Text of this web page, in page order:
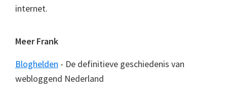
internet.
Meer Frank
Bloghelden - De definitieve geschiedenis van
webloggend Nederland